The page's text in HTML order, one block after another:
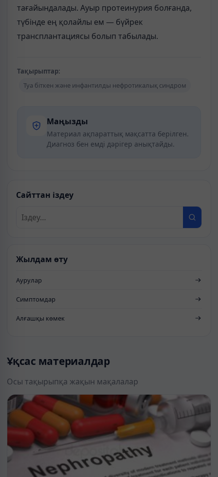
тағайындалады. Ауыр протеинурия болғанда,
түбінде ең қолайлы ем — бүйрек
трансплантациясы болып табылады.
Тақырыптар:
Туа біткен және инфантилды нефротикалық синдром
Маңызды
Материал ақпараттық мақсатта берілген.
Диагноз бен емді дәрігер анықтайды.
Сайттан іздеу
Жылдам өту
Аурулар
Симптомдар
Алғашқы көмек
Ұқсас материалдар
Осы тақырыпқа жақын мақалалар